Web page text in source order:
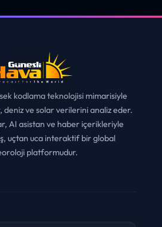
kodlama teknolojisi mimarisiyle
deniz ve solar verilerini analiz eder.
AI asistan ve haber içerikleriyle
uçtan uca interaktif bir global
platformudur.